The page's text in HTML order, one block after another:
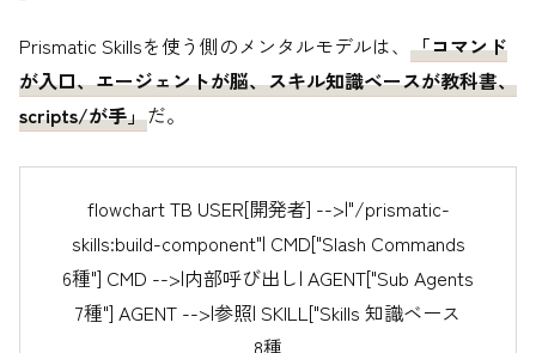
Prismatic Skillsを使う側のメンタルモデルは、 「コマンド
が入口、エージェントが脳、スキル知識ベースが教科書、
scripts/が手」だ。
flowchart TB USER[開発者] -->|"/prismatic-
skills:build-component"| CMD["Slash Commands
6種"] CMD -->|内部呼び出し| AGENT["Sub Agents
7種"] AGENT -->|参照| SKILL["Skills 知識ベース
8種